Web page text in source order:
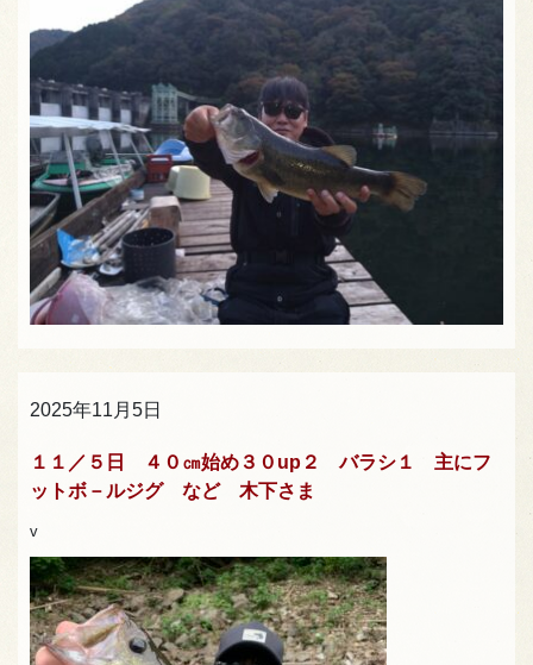
2025年11月5日
１１／５日 ４０㎝始め３０up２ バラシ１ 主にフ
ットボ－ルジグ など 木下さま
v